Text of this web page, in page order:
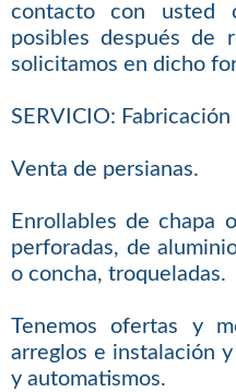
contacto con usted
posibles después de
solicitamos en dicho
SERVICIO:
Venta de persianas.
Enrollables de chapa
perforadas, de
o concha, troqueladas.
Tenemos ofertas y
arreglos e instalación
y automatismos.